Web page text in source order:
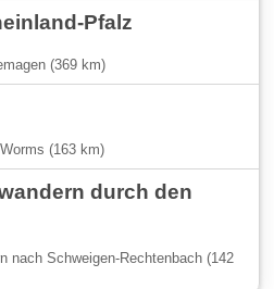
Pfalz
(369 km)
(163 km)
durch den
nach Schweigen-Rechtenbach (142